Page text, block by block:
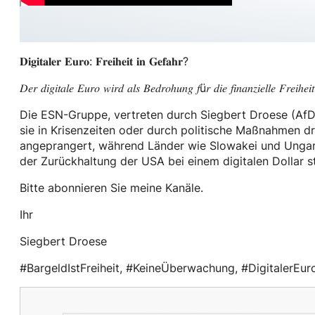
𝐃𝐢𝐠𝐢𝐭𝐚𝐥𝐞𝐫 𝐄𝐮𝐫𝐨: 𝐅𝐫𝐞𝐢𝐡𝐞𝐢𝐭 𝐢𝐧 𝐆𝐞𝐟𝐚𝐡𝐫?
𝐷𝑒𝑟 𝑑𝑖𝑔𝑖𝑡𝑎𝑙𝑒 𝐸𝑢𝑟𝑜 𝑤𝑖𝑟𝑑 𝑎𝑙𝑠 𝐵𝑒𝑑𝑟𝑜ℎ𝑢𝑛𝑔 𝑓ü𝑟 𝑑𝑖𝑒 𝑓𝑖𝑛𝑎𝑛𝑧𝑖𝑒𝑙𝑙𝑒
Die ESN-Gruppe, vertreten durch Siegbert Droese
sie in Krisenzeiten oder durch politische Maßnahmen
angeprangert, während Länder wie Slowakei und
der Zurückhaltung der USA bei einem digitalen Dollar
Bitte abonnieren Sie meine Kanäle.
Ihr
Siegbert Droese
#BargeldIstFreiheit, #KeineÜberwachung,